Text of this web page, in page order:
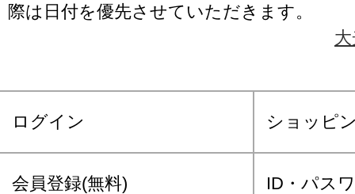
際は日付を優先させていただきます。
ログイン ショッピ
会員登録(無料) ID・パス